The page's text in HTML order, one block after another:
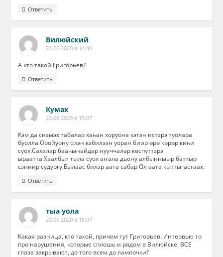
Ответить
Вилюйский
23.06.2020 в 14:46
А кто такой Григорьев?
Ответить
Кумах
23.06.2020 в 15:07
Кэм да сиэмэх табалар хаһан хоруона кэтэн истэрэ туолара
буолла.Оройуону сиэн кэбилээн уоран биир өрө көрөр киһи
суох.Сахалар бааһынайдар нууччалар көспүттэрэ
ыраатта.Хаалбыт тыла суох аҥала дьону албынныыр баттыр
сэниир судургу.Былаас билэр аата сабар Ол аата кыттыгастаах.
Ответить
тыа уола
23.06.2020 в 15:07
Какая разница, кто такой, причем тут Григорьев. Интервью то
про нарушения, которые сплошь и рядом в Вилюйске. ВСЕ
глаза закрывают, до того всем до лампочки?